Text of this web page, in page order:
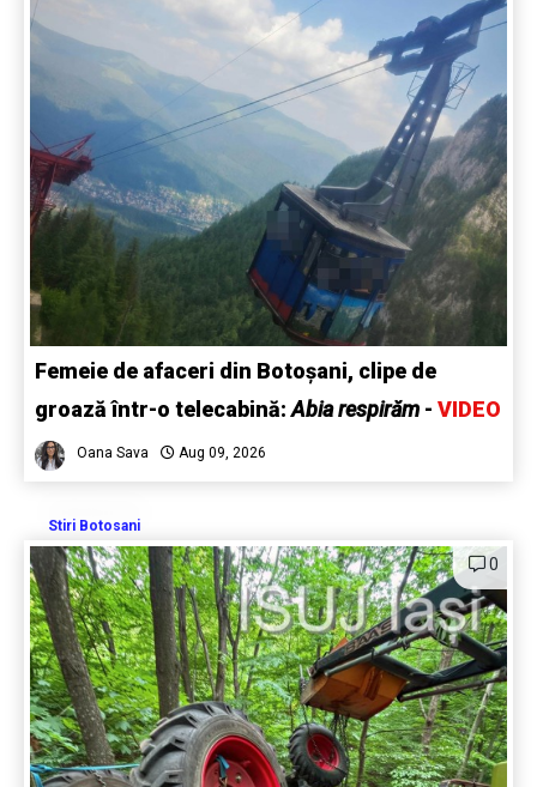
Femeie de afaceri din Botoșani, clipe de
groază într-o telecabină:Abia respirăm - VIDEO
Oana Sava Aug 09, 2026
Stiri Botosani
0